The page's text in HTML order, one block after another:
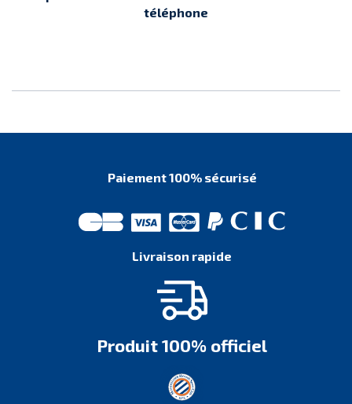
téléphone
Paiement 100% sécurisé
Livraison rapide
Produit 100% officiel